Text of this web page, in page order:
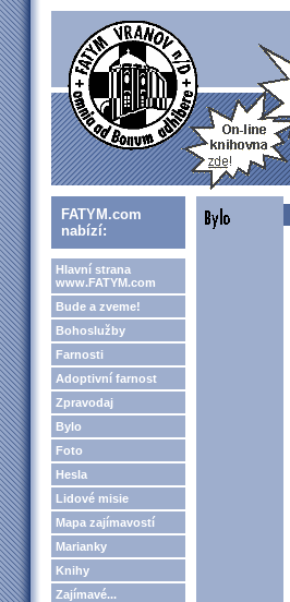
FATYM.com
nabízí:
Hlavní strana
www.FATYM.com
Bude a zveme!
Bohoslužby
Farnosti
Adoptivní farnost
Zpravodaj
Bylo
Foto
Hesla
Lidové misie
Mapa zajímavostí
Marianky
Knihy
Zajímavé...